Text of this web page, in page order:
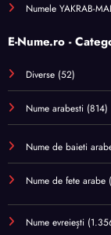
Numele YAKRAB-
E-Nume.ro -
Diverse (52)
Nume arabesti (814)
Nume de baieti
Nume de fete arabe
Nume evreiești